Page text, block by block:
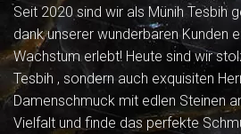
Seit 2020 sind wir als Münih Tesbih
dank unserer wunderbaren Kunden
Wachstum erlebt! Heute sind wir
Tesbih , sondern auch exquisiten
Damenschmuck mit edlen Steinen
Vielfalt und finde das perfekte